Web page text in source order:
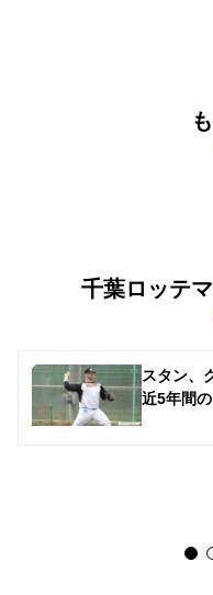
千葉ロッテ
スタン、
近5年間